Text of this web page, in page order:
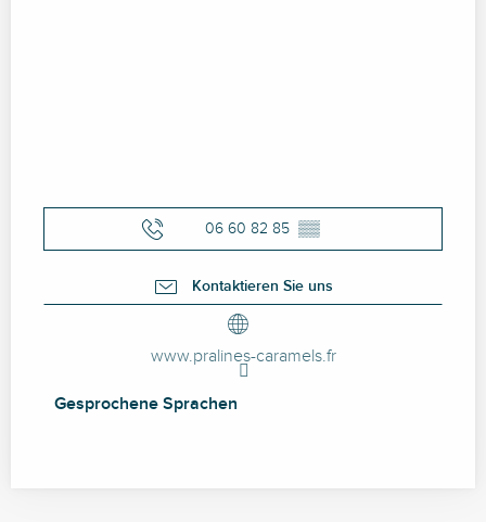
06 60 82 85 ▒▒
Kontaktieren Sie uns
www.pralines-caramels.fr
Gesprochene Sprachen
Gesprochene Sprachen